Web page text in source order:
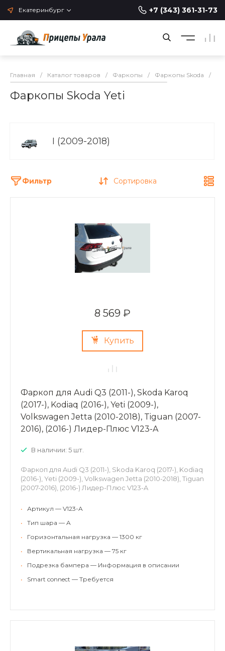
Екатеринбург +7 (343) 361-31-73
Главная / Каталог товаров / Фаркопы / Фаркопы Skoda /
Фаркопы Skoda Yeti
I (2009-2018)
Фильтр Сортировка
8 569 ₽
Купить
Фаркоп для Audi Q3 (2011-), Skoda Karoq
(2017-), Kodiaq (2016-), Yeti (2009-),
Volkswagen Jetta (2010-2018), Tiguan (2007-
2016), (2016-) Лидер-Плюс V123-A
В наличии: 5 шт.
Фаркоп для Audi Q3 (2011-), Skoda Karoq (2017-), Kodiaq
(2016-), Yeti (2009-), Volkswagen Jetta (2010-2018), Tiguan
(2007-2016), (2016-) Лидер-Плюс V123-A
•
Артикул — V123-A
•
Тип шара — A
•
Горизонтальная нагрузка — 1300 кг
•
Вертикальная нагрузка — 75 кг
•
Подрезка бампера — Информация в описании
•
Smart connect — Требуется